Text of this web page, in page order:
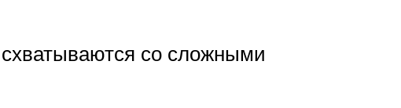
со сложными